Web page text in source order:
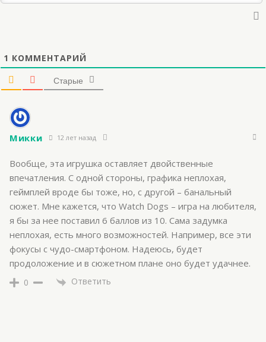
1 КОММЕНТАРИЙ
Старые
Микки 12 лет назад
Вообще, эта игрушка оставляет двойственные
впечатления. С одной стороны, графика неплохая,
геймплей вроде бы тоже, но, с другой – банальный
сюжет. Мне кажется, что Watch Dogs – игра на любителя,
я бы за нее поставил 6 баллов из 10. Сама задумка
неплохая, есть много возможностей. Например, все эти
фокусы с чудо-смартфоном. Надеюсь, будет
продоложение и в сюжетном плане оно будет удачнее.
0 Ответить